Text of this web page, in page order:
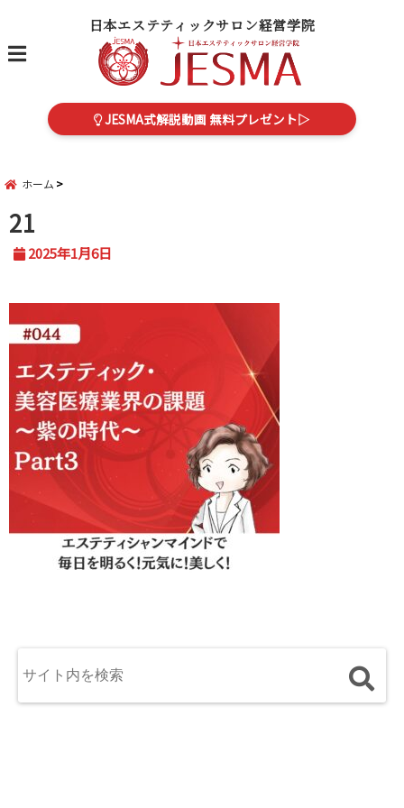
日本エステティックサロン経営学院
menu
JESMA式解説動画 無料プレゼント▷
ホーム
21
2025年1月6日